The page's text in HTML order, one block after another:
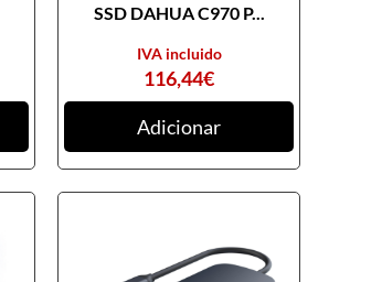
SSD DAHUA C970 P...
116,44€
IVA incluido
Adicionar